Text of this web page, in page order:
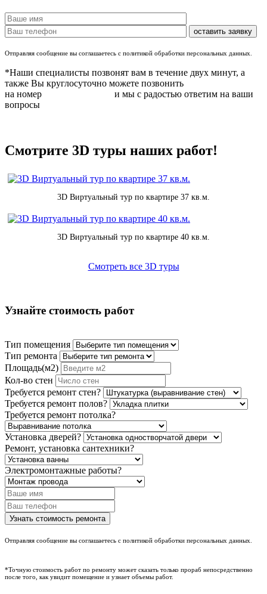
Отправляя сообщение вы соглашаетесь с политикой обработки персональных данных.
*Наши специалисты позвонят вам в течение двух минут, а
также Вы круглосуточно можете позвонить
на номер
и мы с радостью ответим на ваши
вопросы
Смотрите 3D туры наших работ!
3D Виртуальный тур по квартире 37 кв.м.
3D Виртуальный тур по квартире 40 кв.м.
Смотреть все 3D туры
Узнайте стоимость работ
Тип помещения
Тип ремонта
Площадь(м2)
Кол-во стен
Требуется ремонт стен?
Требуется ремонт полов?
Требуется ремонт потолка?
Установка дверей?
Ремонт, установка сантехники?
Электромонтажные работы?
Отправляя сообщение вы соглашаетесь с политикой обработки персональных данных.
*Точную стоимость работ по ремонту может сказать только прораб непосредственно
после того, как увидит помещение и узнает объемы работ.